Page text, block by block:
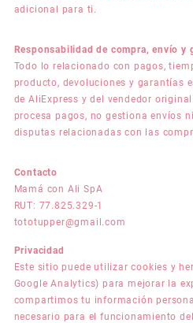
adicional para ti.
Responsabilidad de compra, envío y
Todo lo relacionado con pagos,
producto, devoluciones y garantías
de AliExpress y del vendedor
procesa pagos, no gestiona envíos
disputas relacionadas con las
Contacto
Mamá con Ali SpA
RUT: 77.825.329-1
tototupper@gmail.com
Privacidad
Este sitio puede utilizar cookies y
Google Analytics) para mejorar la
compartimos tu información
necesario para el funcionamiento